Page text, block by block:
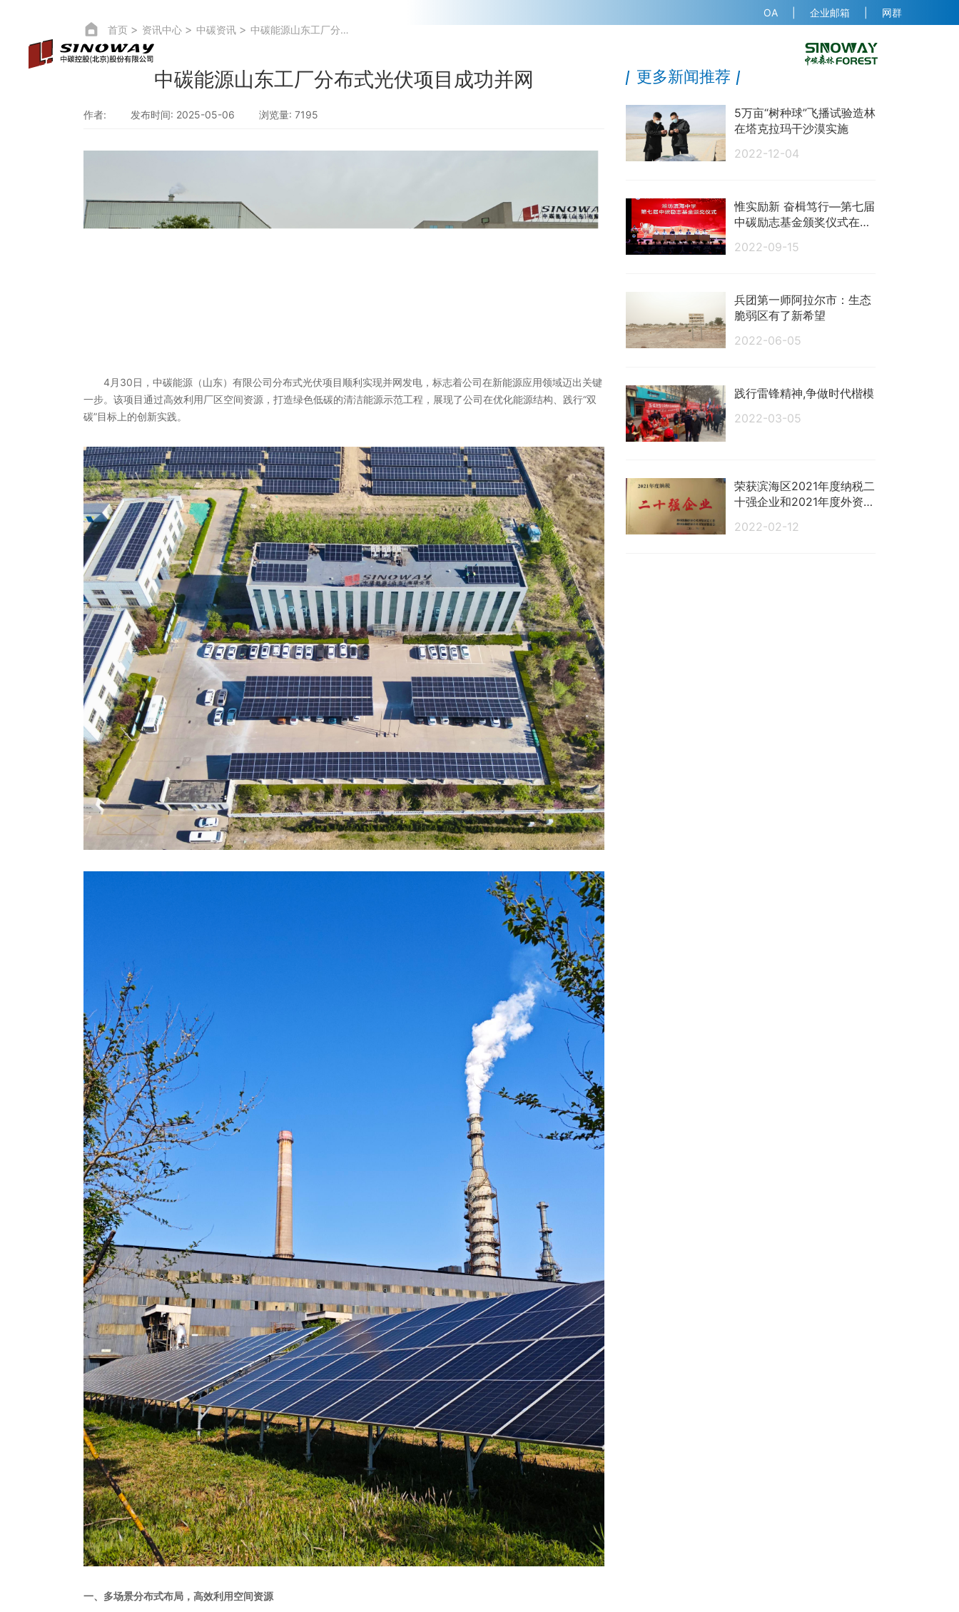
OA 企业邮箱 网群
首页 资讯中心 中碳资讯 中碳能源山东工厂分布式光伏项目成功并网
中碳能源山东工厂分布式光伏项目成功并网
作者: 发布时间: 2025-05-06 浏览量: 7195
4月30日，中碳能源（山东）有限公司分布式光伏项目顺利实现并网发电，标志着公司在新能源应用领域迈出关键
一步。该项目通过高效利用厂区空间资源，打造绿色低碳的清洁能源示范工程，展现了公司在优化能源结构、践行“双
碳”目标上的创新实践。
一、 多场景分布式布局，高效利用空间资源
更多新闻推荐
5万亩“树种球”飞播试验造林
在塔克拉玛干沙漠实施
2022-12-04
惟实励新 奋楫笃行—第七届
中碳励志基金颁奖仪式在潍
2022-09-15
兵团第一师阿拉尔市：生态
脆弱区有了新希望
2022-06-05
践行雷锋精神,争做时代楷模
2022-03-05
荣获滨海区2021年度纳税二
十强企业和2021年度外资外
2022-02-12